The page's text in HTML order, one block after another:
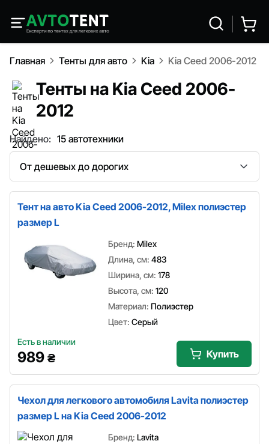
Главная Тенты для авто Kia Kia Ceed 2006-2012
Тенты на Kia Ceed 2006-
2012
Найдено: 15 автотехники
Сортировка
Тент на авто Kia Ceed 2006-2012, Milex полиэстер
размер L
Бренд: Milex
Длина, см: 483
Ширина, см: 178
Высота, см: 120
Материал: Полиэстер
Цвет: Серый
Есть в наличии
989 ₴ Купить
Чехол для легкового автомобиля Lavita полиэстер
размер L на Kia Ceed 2006-2012
Бренд: Lavita